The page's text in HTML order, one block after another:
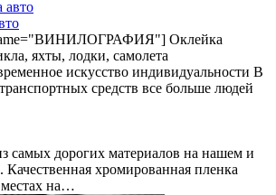
Оклейка
яхты, лодки, самолета
искусство индивидуальности В
средств все больше людей
самых дорогих материалов на нашем и
хромированная пленка
местах на…